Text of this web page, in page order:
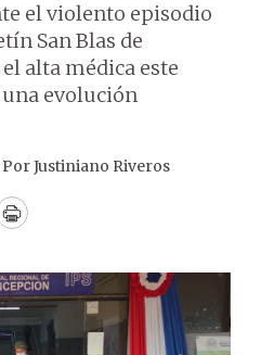
el violento episodio
San Blas de
alta médica este
evolución
PorJustiniano Riveros
Print